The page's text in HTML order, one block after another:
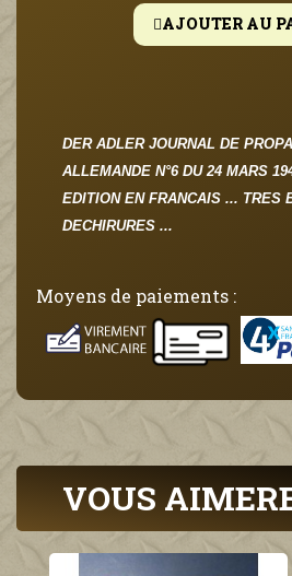
AJOUTER AU
DER ADLER JOURNAL DE
ALLEMANDE N°6 DU 24 MARS
EDITION EN FRANCAIS ... TRES
DECHIRURES ...
Moyens de paiements :
VOUS